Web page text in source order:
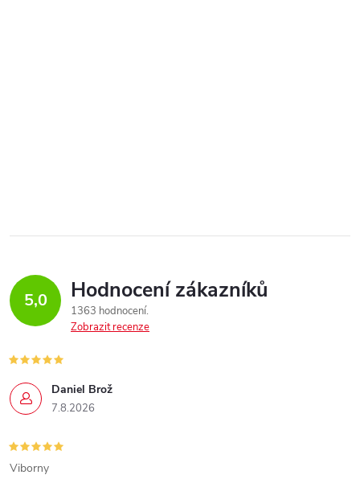
5,0 Hodnocení zákazníků
1363 hodnocení
Zobrazit recenze
Daniel Brož
7.8.2026
Viborny